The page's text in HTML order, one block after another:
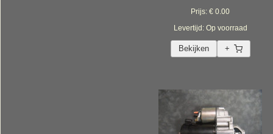
Prijs: € 0.00
Levertijd: Op voorraad
Bekijken +